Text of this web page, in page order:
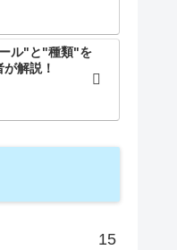
ル"と"種類"を
解説！
15